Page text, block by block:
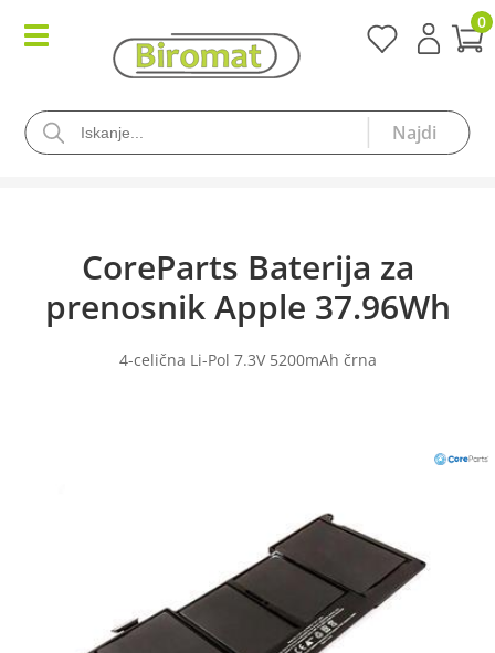
0
CoreParts Baterija za
prenosnik Apple 37.96Wh
4-celična Li-Pol 7.3V 5200mAh črna